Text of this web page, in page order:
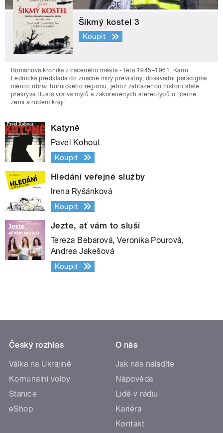
Šikmý kostel 3
Koupit
Románová kronika ztraceného města - léta 1945–1961. Karin
Lednická předkládá do značné míry převratný, dosavadní paradigma
měnící obraz hornického regionu, jehož zahlazenou historii stále
překrývá tlustá vrstva mýtů a zakořeněných stereotypů o „černé
zemi a rudém kraji“.
Katyně
Pavel Kohout
Koupit
Hledání veřejné služby
Irena Ryšánková
Koupit
Jezte, ať vám to sluší
Tereza Bebarová, Veronika Pourová,
Andrea Jakešová
Koupit
Český rozhlas
Válka na Ukrajině
Komunální volby
Stanice
eShop
O nás
Jak nás naladíte
Nápověda
Lidé v rádiu
Kariéra
Kontakt